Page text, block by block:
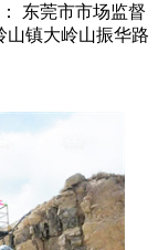
东莞市市场监督
山镇大岭山振华路